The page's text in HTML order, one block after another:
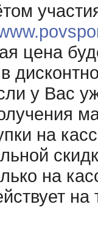
цена
у Вас
на
на